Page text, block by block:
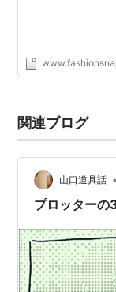
関連ブログ
山口道具話 •
プロッターの